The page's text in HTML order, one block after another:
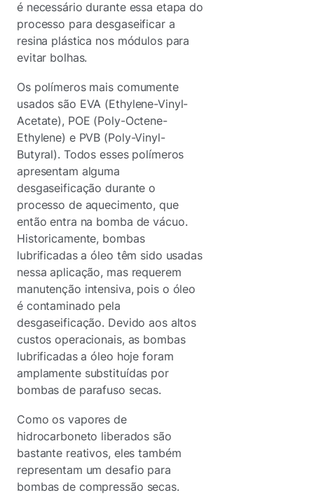
é necessário durante essa etapa do
processo para desgaseificar a
resina plástica nos módulos para
evitar bolhas.
Os polímeros mais comumente
usados são EVA (Ethylene-Vinyl-
Acetate), POE (Poly-Octene-
Ethylene) e PVB (Poly-Vinyl-
Butyral). Todos esses polímeros
apresentam alguma
desgaseificação durante o
processo de aquecimento, que
então entra na bomba de vácuo.
Historicamente, bombas
lubrificadas a óleo têm sido usadas
nessa aplicação, mas requerem
manutenção intensiva, pois o óleo
é contaminado pela
desgaseificação. Devido aos altos
custos operacionais, as bombas
lubrificadas a óleo hoje foram
amplamente substituídas por
bombas de parafuso secas.
Como os vapores de
hidrocarboneto liberados são
bastante reativos, eles também
representam um desafio para
bombas de compressão secas.